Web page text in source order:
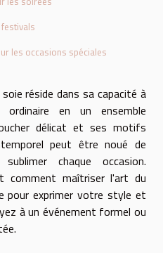
les occasions spéciales
réside dans sa capacité à
en un ensemble
délicat et ses motifs
peut être noué de
chaque occasion.
comment maîtriser l'art du
pour exprimer votre style et
à un événement formel ou